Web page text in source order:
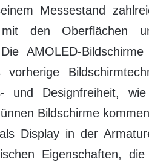
Messestand
den Oberflächen
AMOLED-
vorherige
und Designfreiheit, wie
Bildschirme
Display in der
Eigenschaften,